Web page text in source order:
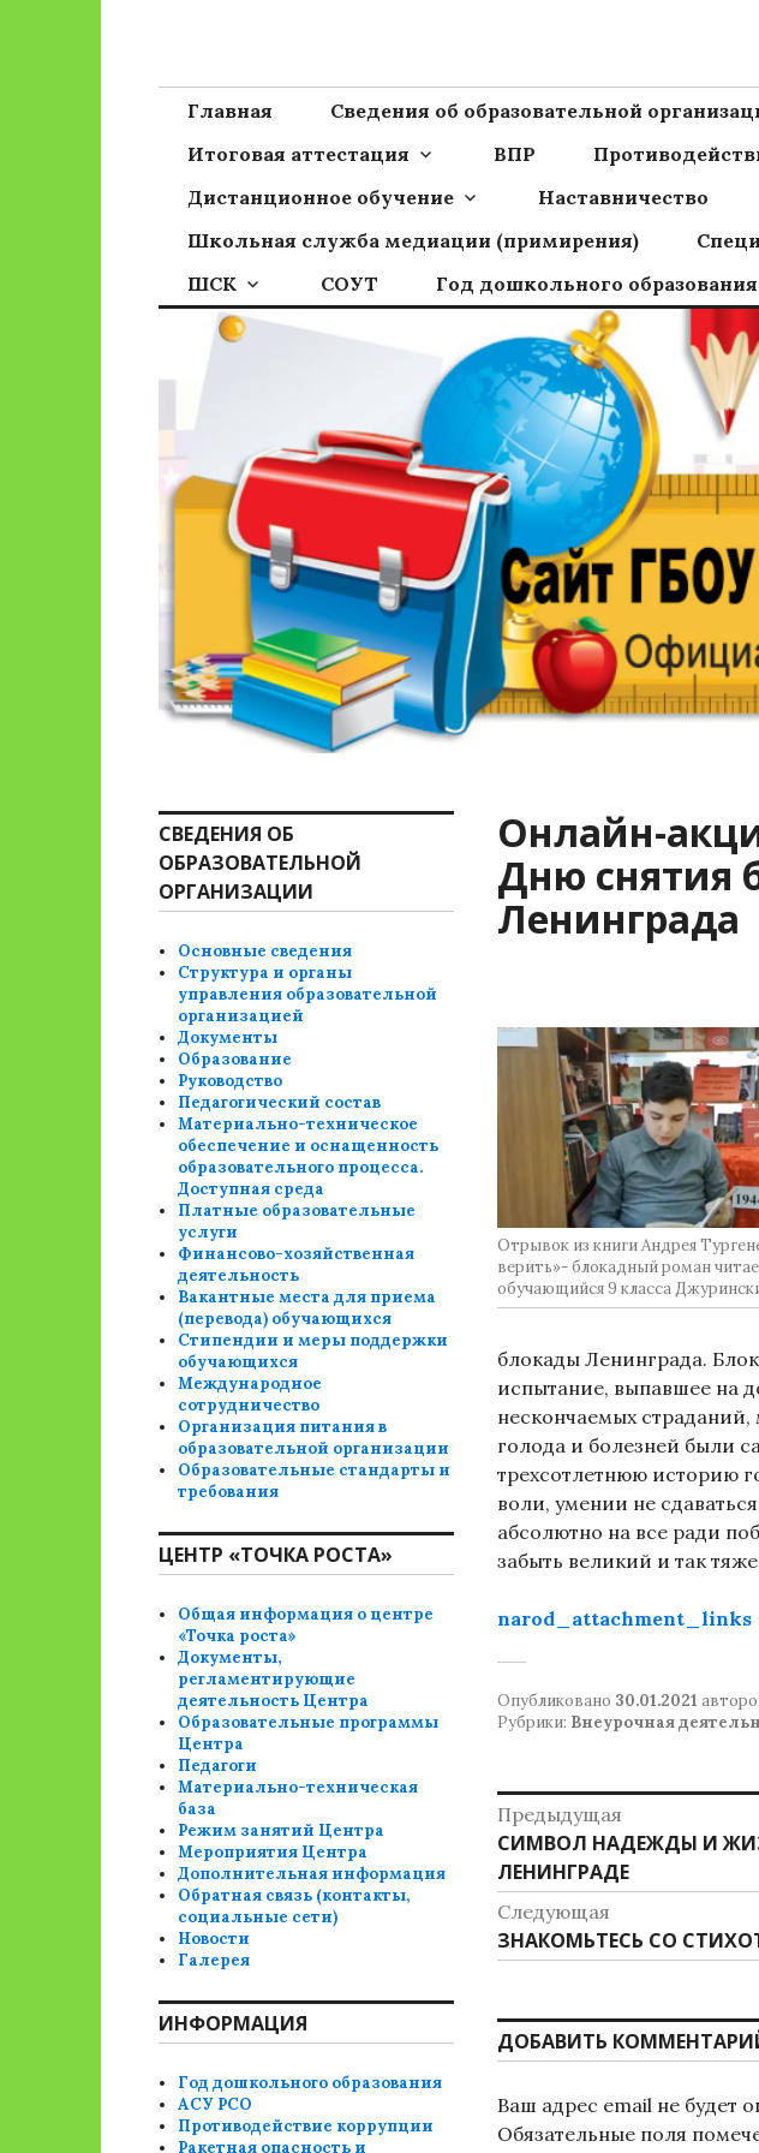
Сайт ГБОУ ООШ
Главная Сведения об образовательной
Итоговая аттестация
ВПР
Дистанционное обучение
Наставничество
Школьная служба медиации (примирения)
ШСК
СОУТ Год дошкольного образования
Онлайн-
Дню снятия
Ленинграда
Отрывок из книги Андрея
верить»- блокадный роман
обучающийся 9 класса
блокады Ленинграда.
испытание, выпавшее на
нескончаемых страданий,
голода и болезней были
трехсотлетнюю историю
воли, умении не
абсолютно на все ради
забыть великий и так
narod_attachment_links
Опубликовано 30.01.2021
Рубрики: Внеурочная
Навигация
по
записям
Предыдущая
Предыдущая
запись:
СИМВОЛ НАДЕЖДЫ И
ЛЕНИНГРАДЕ
Следующая
Следующая
запись:
ЗНАКОМЬТЕСЬ СО
ДОБАВИТЬ
Ваш адрес email не будет
Обязательные поля
СВЕДЕНИЯ ОБ
ОБРАЗОВАТЕЛЬНОЙ
ОРГАНИЗАЦИИ
Основные сведения
Структура и органы
управления образовательной
организацией
Документы
Образование
Руководство
Педагогический состав
Материально-техническое
обеспечение и оснащенность
образовательного процесса.
Доступная среда
Платные образовательные
услуги
Финансово-хозяйственная
деятельность
Вакантные места для приема
(перевода) обучающихся
Стипендии и меры поддержки
обучающихся
Международное
сотрудничество
Организация питания в
образовательной организации
Образовательные стандарты и
требования
ЦЕНТР «ТОЧКА РОСТА»
Общая информация о центре
«Точка роста»
Документы,
регламентирующие
деятельность Центра
Образовательные программы
Центра
Педагоги
Материально-техническая
база
Режим занятий Центра
Мероприятия Центра
Дополнительная информация
Обратная связь (контакты,
социальные сети)
Новости
Галерея
ИНФОРМАЦИЯ
Год дошкольного образования
АСУ РСО
Противодействие коррупции
Ракетная опасность и